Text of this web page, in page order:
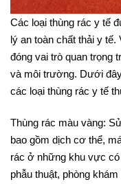
Các loại thùng rác y tế
lý an toàn chất thải y
đóng vai trò quan trọng
và môi trường. Dưới
các loại thùng rác y tế
Thùng rác màu vàng:
bao gồm dịch cơ thể,
rác ở những khu vực có
phẫu thuật, phòng